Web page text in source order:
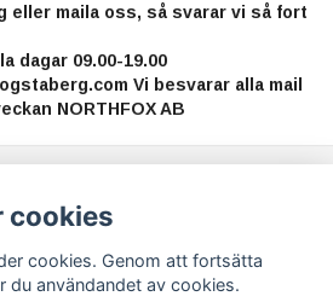
eller maila oss, så svarar vi så fort
dagar 09.00-19.00
Vi besvarar alla mail
NORTHFOX AB
cookies
cookies. Genom att fortsätta
du användandet av cookies.